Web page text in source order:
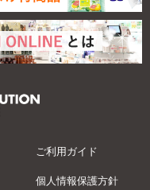
ご利用ガイド
個人情報保護方針